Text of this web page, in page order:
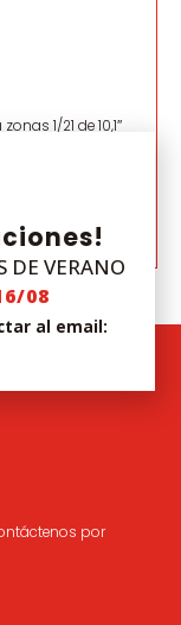
1/21 de 10,1″
por
DE VERANO
08
al email: